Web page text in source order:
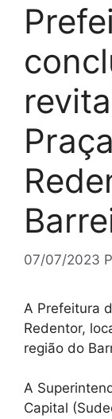
07/07/2023
A Prefeitura
Redentor,
região do
A
Capital